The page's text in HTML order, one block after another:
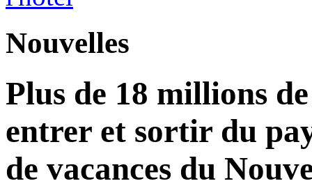
Nouvelles
Plus de 18 millions
entrer et sortir du
de vacances du